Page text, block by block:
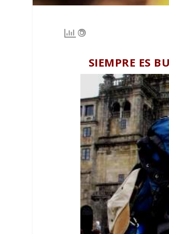
SIEMPRE ES